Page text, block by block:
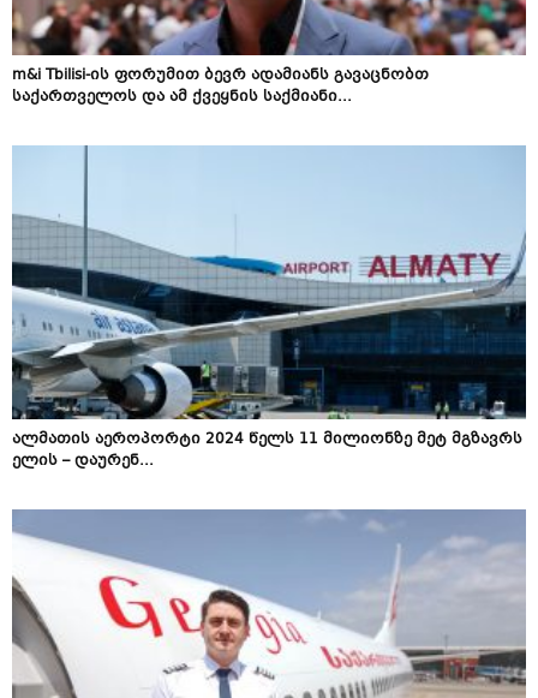
m&i Tbilisi-ის ფორუმით ბევრ ადამიანს გავაცნობთ
საქართველოს და ამ ქვეყნის საქმიანი...
ალმათის აეროპორტი 2024 წელს 11 მილიონზე მეტ მგზავრს
ელის – დაურენ...